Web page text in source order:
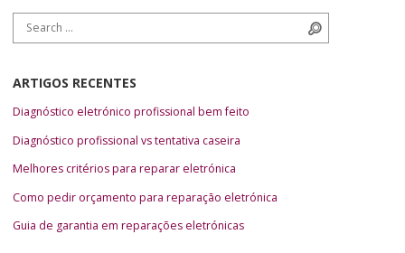
Search for:
ARTIGOS RECENTES
Diagnóstico eletrónico profissional bem feito
Diagnóstico profissional vs tentativa caseira
Melhores critérios para reparar eletrónica
Como pedir orçamento para reparação eletrónica
Guia de garantia em reparações eletrónicas